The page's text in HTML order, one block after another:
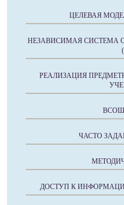
ЦЕЛЕВАЯ
НЕЗАВИСИМАЯ СИСТЕМА
РЕАЛИЗАЦИЯ
ВСОШ
ЧАСТО
ДОСТУП К